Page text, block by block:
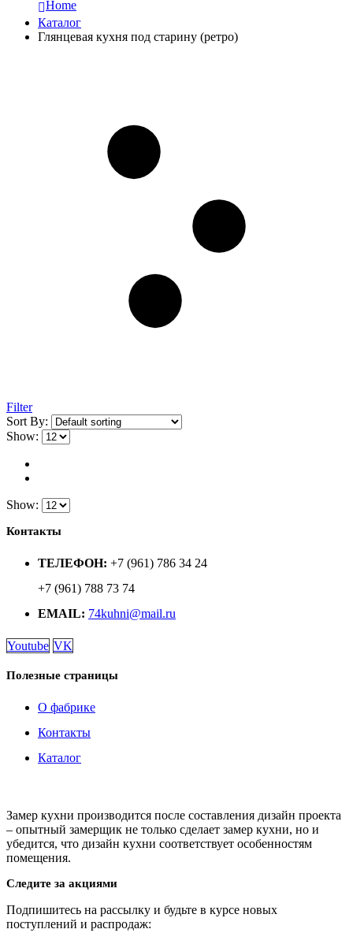
Home
Каталог
Глянцевая кухня под старину (ретро)
Filter
Sort By:
Show:
Show:
Контакты
ТЕЛЕФОН: +7 (961) 786 34 24
+7 (961) 788 73 74
EMAIL: 74kuhni@mail.ru
Youtube VK
Полезные страницы
О фабрике
Контакты
Каталог
Замер кухни производится после составления дизайн проекта
– опытный замерщик не только сделает замер кухни, но и
убедится, что дизайн кухни соответствует особенностям
помещения.
Следите за акциями
Подпишитесь на рассылку и будьте в курсе новых
поступлений и распродаж: